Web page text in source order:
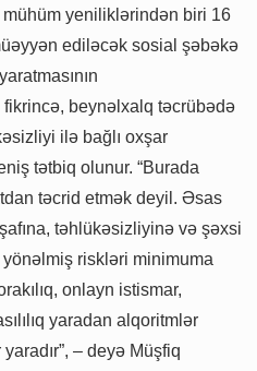
yeniliklərindən biri 16
ediləcək sosial şəbəkə
fikrincə, beynəlxalq təcrübədə
ilə bağlı oxşar
tətbiq olunur. “Burada
təcrid etmək deyil. Əsas
təhlükəsizliyinə və şəxsi
yönəlmiş riskləri minimuma
onlayn istismar,
yaradan alqoritmlər
– deyə Müşfiq